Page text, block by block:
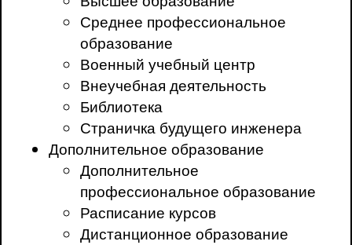
Среднее профессиональное
образование
Военный учебный центр
Внеучебная деятельность
Библиотека
Страничка будущего инженера
Дополнительное образование
Дополнительное
профессиональное образование
Расписание курсов
Дистанционное образование